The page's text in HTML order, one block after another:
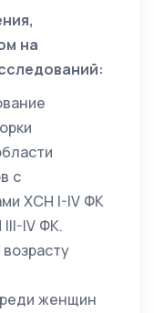
на
с
ХСН I-IV ФК
III-IV ФК.
женщин